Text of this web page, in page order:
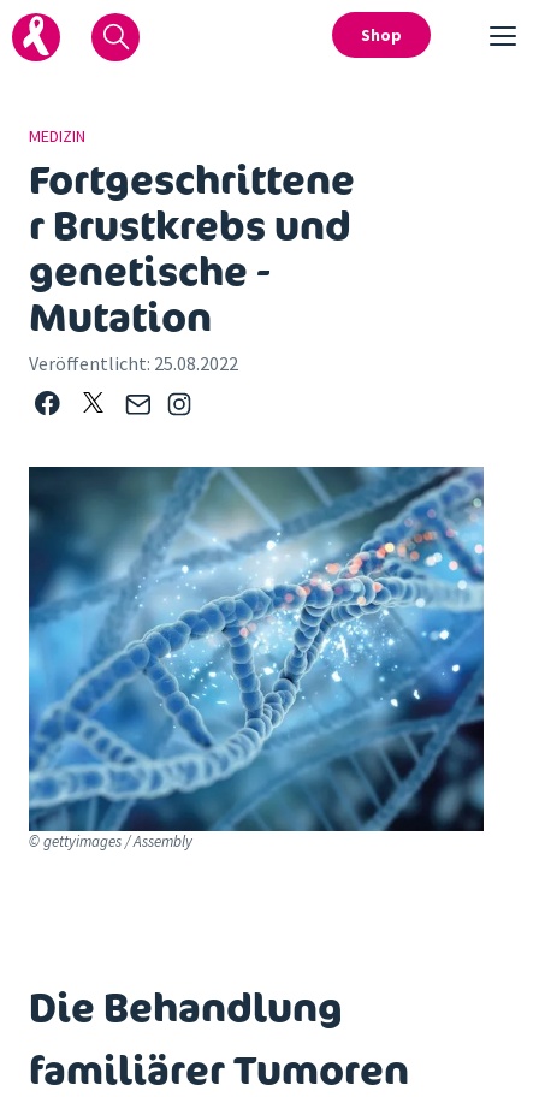
Shop
MEDIZIN
Fortgeschrittene
r Brustkrebs und
genetische ­
Mutation
Veröffentlicht: 25.08.2022
© gettyimages / Assembly
Die Behandlung
familiärer Tumoren